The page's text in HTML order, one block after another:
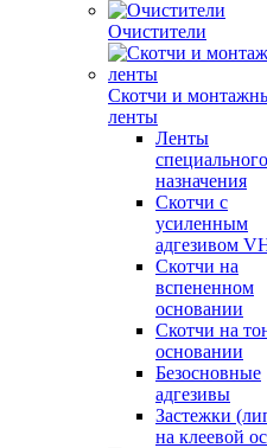
Очистители
Скотчи и
ленты
Ленты
специального
назначения
Скотчи с
усиленным
адгезивом
Скотчи на
вспененном
основании
Скотчи на
основании
Безосновные
адгезивы
Застежки
на клеевой